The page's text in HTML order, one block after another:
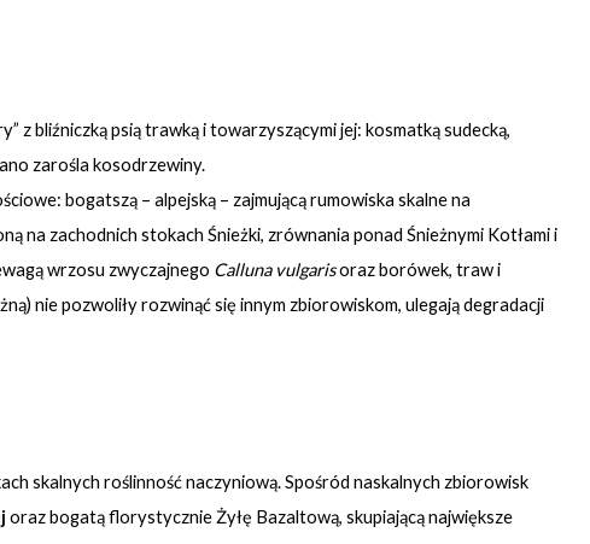
z bliźniczką psią trawką i towarzyszącymi jej: kosmatką sudecką,
zarośla kosodrzewiny.
bogatszą – alpejską – zajmującą rumowiska skalne na
na zachodnich stokach Śnieżki, zrównania ponad Śnieżnymi Kotłami i
wrzosu zwyczajnego Calluna vulgarisoraz borówek, traw i
nie pozwoliły rozwinąć się innym zbiorowiskom, ulegają degradacji
skalnych roślinność naczyniową. Spośród naskalnych zbiorowisk
oraz bogatą florystycznie Żyłę Bazaltową, skupiającą największe